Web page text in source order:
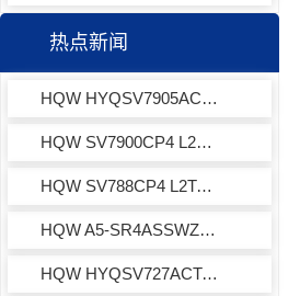
热点新闻
HQW HYQSV7905ACTAP4EQL13-3角接触球轴承
HQW SV7900CP4 L2TA XL001角接触球轴承
HQW SV788CP4 L2TA XL001角接触球轴承
HQW A5-SR4ASSWZK1VCOJ-201深沟球轴承
HQW HYQSV727ACTAP4EQL13-3角接触球轴承